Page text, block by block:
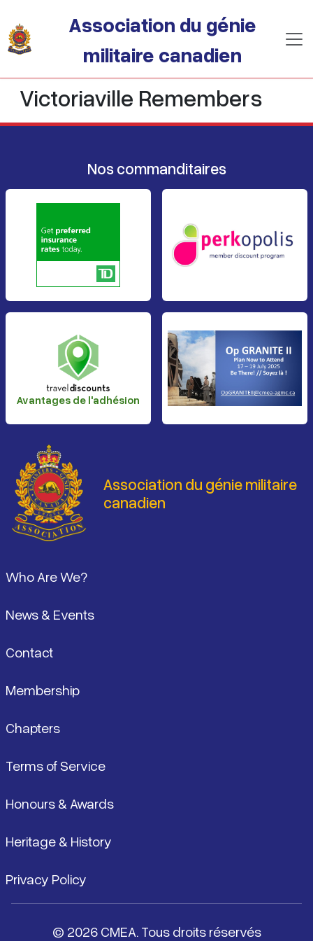
Association du génie
militaire canadien
Victoriaville Remembers
Nos commanditaires
Avantages de l'adhésion
Association du génie militaire
canadien
Who Are We?
News & Events
Contact
Membership
Chapters
Terms of Service
Honours & Awards
Heritage & History
Privacy Policy
© 2026 CMEA. Tous droits réservés